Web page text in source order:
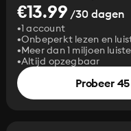
€13.99 /30 dagen
1 account
Onbeperkt lezen en
Meer dan 1 miljoen
Altijd opzegbaar
Probeer